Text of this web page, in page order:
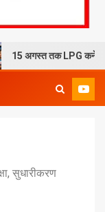
तक LPG कनेक्शन की e-
सुधारीकरण